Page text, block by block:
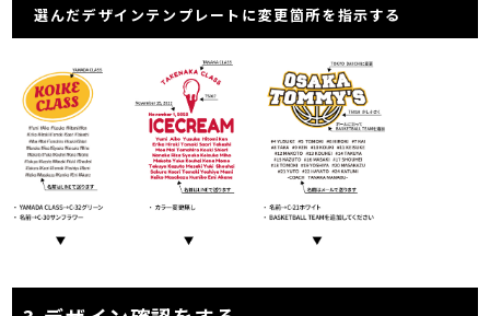
選んだデザインテンプレートに変更箇所を指示する